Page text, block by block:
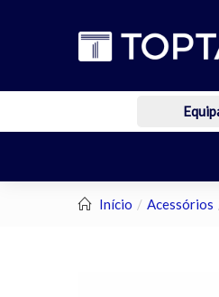
Início Acessórios